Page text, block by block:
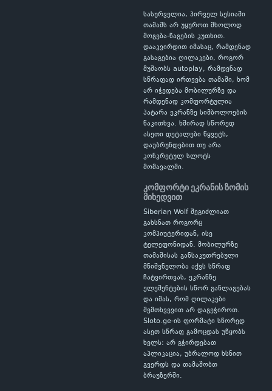
სასურველია, პირველ სესიაში
თამაშს არ უყუროთ მხოლოდ
მოგება-წაგების კუთხით.
დააკვირდით იმასაც, რამდენად
გასაგებია ღილაკები, როგორ
მუშაობს autoplay, რამდენად
სწრაფად ირთვება თამაში, ხომ
არ იჭედება მობილურზე და
რამდენად კომფორტულია
პატარა ეკრანზე სიმბოლოების
წაკითხვა. ხშირად სწორედ
ასეთი დეტალები წყვეტს,
დაუბრუნდებით თუ არა
კონკრეტულ სლოტს
მომავალში.
კომფორტი ეკრანის ზომის
მიხედვით
Siberian Wolf შეგიძლიათ
გახსნათ როგორც
კომპიუტერიდან, ისე
ტელეფონიდან. მობილურზე
თამაშისას განსაკუთრებული
მნიშვნელობა აქვს სწრაფ
ჩატვირთვას, ეკრანზე
ელემენტების სწორ განლაგებას
და იმას, რომ ღილაკები
შემთხვევით არ დაგეჭიროთ.
Sloto.ge-ის ფორმატი სწორედ
ასეთ სწრაფ გამოცდას უწყობს
ხელს: არ გჭირდებათ
აპლიკაცია, უბრალოდ ხსნით
გვერდს და თამაშობთ
ბრაუზერში.